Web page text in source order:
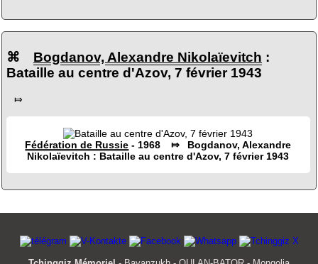
⌘ Bogdanov, Alexandre Nikolaïevitch :
Bataille au centre d'Azov, 7 février 1943
⤇
Fédération de Russie - 1968 ⤇ Bogdanov, Alexandre
Nikolaïevitch : Bataille au centre d'Azov, 7 février 1943